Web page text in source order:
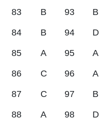
83 B 93 B
84 B 94 D
85 A 95 A
86 C 96 A
87 C 97 B
88 A 98 D